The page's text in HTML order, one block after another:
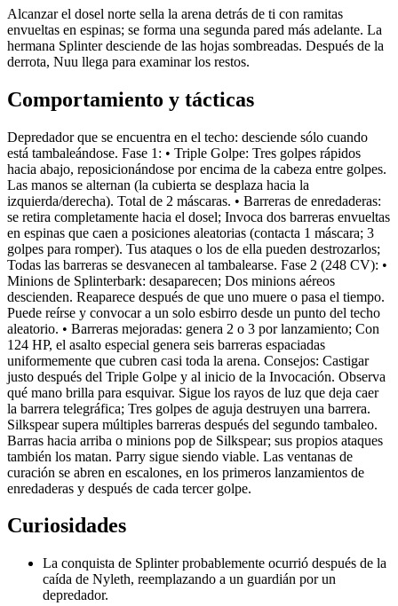
Alcanzar el dosel norte sella la arena detrás de ti con ramitas
envueltas en espinas; se forma una segunda pared más adelante. La
hermana Splinter desciende de las hojas sombreadas. Después de la
derrota, Nuu llega para examinar los restos.
Comportamiento y tácticas
Depredador que se encuentra en el techo: desciende sólo cuando
está tambaleándose. Fase 1: • Triple Golpe: Tres golpes rápidos
hacia abajo, reposicionándose por encima de la cabeza entre golpes.
Las manos se alternan (la cubierta se desplaza hacia la
izquierda/derecha). Total de 2 máscaras. • Barreras de enredaderas:
se retira completamente hacia el dosel; Invoca dos barreras envueltas
en espinas que caen a posiciones aleatorias (contacta 1 máscara; 3
golpes para romper). Tus ataques o los de ella pueden destrozarlos;
Todas las barreras se desvanecen al tambalearse. Fase 2 (248 CV): •
Minions de Splinterbark: desaparecen; Dos minions aéreos
descienden. Reaparece después de que uno muere o pasa el tiempo.
Puede reírse y convocar a un solo esbirro desde un punto del techo
aleatorio. • Barreras mejoradas: genera 2 o 3 por lanzamiento; Con
124 HP, el asalto especial genera seis barreras espaciadas
uniformemente que cubren casi toda la arena. Consejos: Castigar
justo después del Triple Golpe y al inicio de la Invocación. Observa
qué mano brilla para esquivar. Sigue los rayos de luz que deja caer
la barrera telegráfica; Tres golpes de aguja destruyen una barrera.
Silkspear supera múltiples barreras después del segundo tambaleo.
Barras hacia arriba o minions pop de Silkspear; sus propios ataques
también los matan. Parry sigue siendo viable. Las ventanas de
curación se abren en escalones, en los primeros lanzamientos de
enredaderas y después de cada tercer golpe.
Curiosidades
La conquista de Splinter probablemente ocurrió después de la
caída de Nyleth, reemplazando a un guardián por un
depredador.